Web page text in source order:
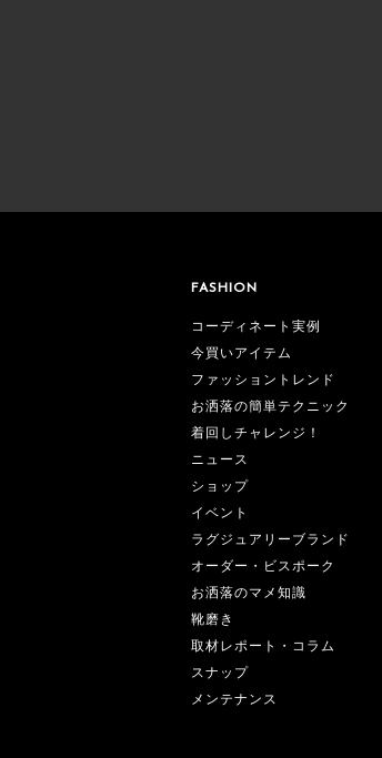
FASHION
コーディネート実例
今買いアイテム
ファッショントレンド
お洒落の簡単テクニック
着回しチャレンジ！
ニュース
ショップ
イベント
ラグジュアリーブランド
オーダー・ビスポーク
お洒落のマメ知識
靴磨き
取材レポート・コラム
スナップ
メンテナンス